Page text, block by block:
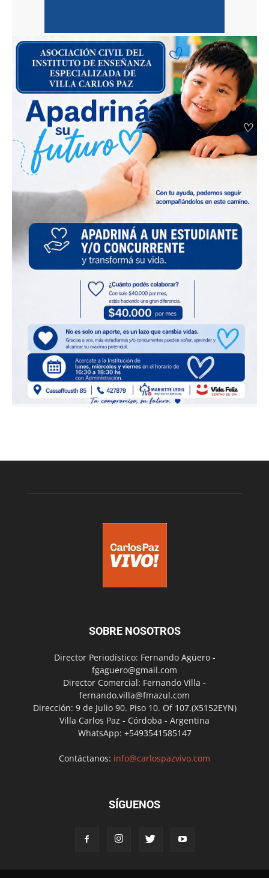
SOBRE NOSOTROS
Director Periodístico: Fernando Agüero -
fgaguero@gmail.com
Director Comercial: Fernando Villa -
fernando.villa@fmazul.com
Dirección: 9 de Julio 90. Piso 10. Of 107.(X5152EYN)
Villa Carlos Paz - Córdoba - Argentina
WhatsApp: +5493541585147
Contáctanos: info@carlospazvivo.com
SÍGUENOS